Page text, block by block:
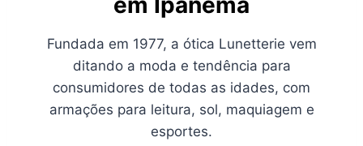
Fundada em 1977, a ótica Lunetterie vem
ditando a moda e tendência para
consumidores de todas as idades, com
armações para leitura, sol, maquiagem e
esportes.